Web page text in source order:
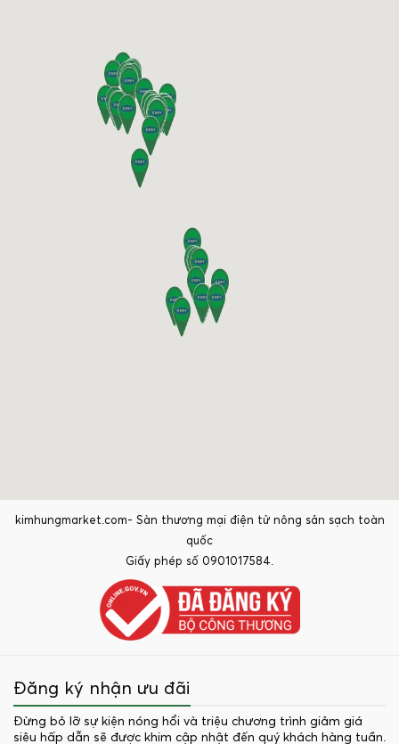
kimhungmarket.com- Sàn thương mại điện tử nông sản sạch toàn
quốc
Giấy phép số 0901017584.
Đăng ký nhận ưu đãi
Đừng bỏ lỡ sự kiện nóng hổi và triệu chương trình giảm giá
siêu hấp dẫn sẽ được khim cập nhật đến quý khách hàng tuần.